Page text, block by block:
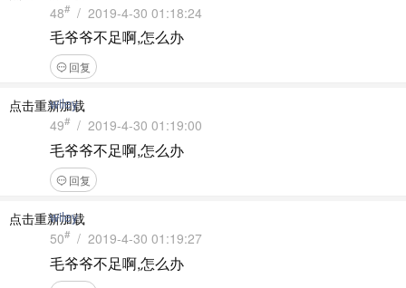
48# / 2019-4-30 01:18:24
毛爷爷不足啊,怎么办
回复
点击重新加载
wiley
49# / 2019-4-30 01:19:00
毛爷爷不足啊,怎么办
回复
点击重新加载
wiley
50# / 2019-4-30 01:19:27
毛爷爷不足啊,怎么办